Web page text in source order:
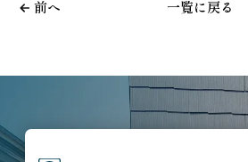
前へ 一覧に戻る